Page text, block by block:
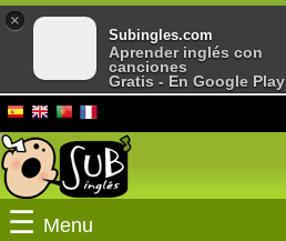
☰ Menu
×
Subingles.com
Aprender inglés con
canciones
Gratis - En Google Play